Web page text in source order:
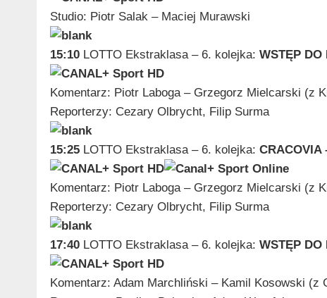
Studio: Piotr Salak – Maciej Murawski
15:10 LOTTO Ekstraklasa – 6. kolejka: WSTĘP DO
Komentarz: Piotr Laboga – Grzegorz Mielcarski (z
Reporterzy: Cezary Olbrycht, Filip Surma
15:25 LOTTO Ekstraklasa – 6. kolejka: CRACOVIA
Komentarz: Piotr Laboga – Grzegorz Mielcarski (z
Reporterzy: Cezary Olbrycht, Filip Surma
17:40 LOTTO Ekstraklasa – 6. kolejka: WSTĘP DO
Komentarz: Adam Marchliński – Kamil Kosowski (z